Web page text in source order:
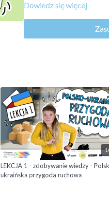
Ruch
zestaw ćwiczeń
Kto potrafi powiedzieć
wiosennego po
Dowiedz się więcej
LEKCJA 1 - zdobywanie wiedzy -
ukraińska przygoda ruchowa